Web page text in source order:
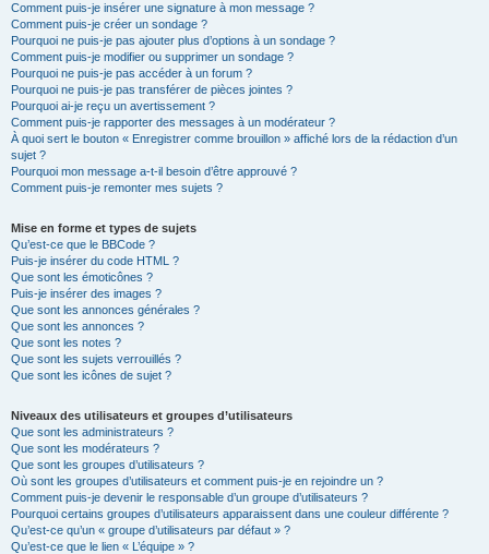
Comment puis-je insérer une signature à mon message ?
Comment puis-je créer un sondage ?
Pourquoi ne puis-je pas ajouter plus d’options à un sondage ?
Comment puis-je modifier ou supprimer un sondage ?
Pourquoi ne puis-je pas accéder à un forum ?
Pourquoi ne puis-je pas transférer de pièces jointes ?
Pourquoi ai-je reçu un avertissement ?
Comment puis-je rapporter des messages à un modérateur ?
À quoi sert le bouton « Enregistrer comme brouillon » affiché lors de la rédaction d’un
sujet ?
Pourquoi mon message a-t-il besoin d’être approuvé ?
Comment puis-je remonter mes sujets ?
Mise en forme et types de sujets
Qu’est-ce que le BBCode ?
Puis-je insérer du code HTML ?
Que sont les émoticônes ?
Puis-je insérer des images ?
Que sont les annonces générales ?
Que sont les annonces ?
Que sont les notes ?
Que sont les sujets verrouillés ?
Que sont les icônes de sujet ?
Niveaux des utilisateurs et groupes d’utilisateurs
Que sont les administrateurs ?
Que sont les modérateurs ?
Que sont les groupes d’utilisateurs ?
Où sont les groupes d’utilisateurs et comment puis-je en rejoindre un ?
Comment puis-je devenir le responsable d’un groupe d’utilisateurs ?
Pourquoi certains groupes d’utilisateurs apparaissent dans une couleur différente ?
Qu’est-ce qu’un « groupe d’utilisateurs par défaut » ?
Qu’est-ce que le lien « L’équipe » ?